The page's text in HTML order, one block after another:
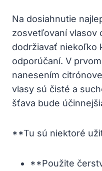
Na dosiahnutie
zosvetľovaní vlasov
dodržiavať niekoľko
odporúčaní. V
nanesením
vlasy sú čisté a
šťava bude
**Tu sú niektoré
**Použite